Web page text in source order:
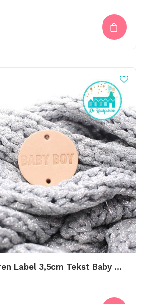
Ronde Leren Label 3,5cm Tekst Baby Boy Vette Letter